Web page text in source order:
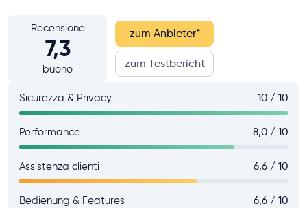
Recensione
7,3
buono
zum Anbieter*
zum Testbericht
Sicurezza & Privacy 10 / 10
Performance 8,0 / 10
Assistenza clienti 6,6 / 10
Bedienung & Features 6,6 / 10